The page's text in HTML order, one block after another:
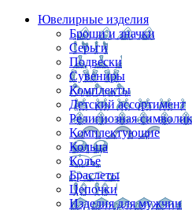
Ювелирные изделия
Броши и значки
Серьги
Подвески
Сувениры
Комплекты
Детский ассортимент
Религиозная
Комплектующие
Кольца
Колье
Браслеты
Цепочки
Изделия для мужчин